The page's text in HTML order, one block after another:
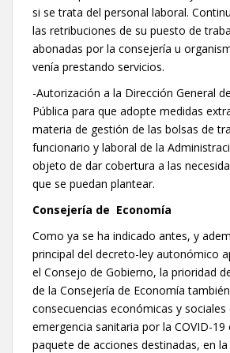
si se trata del personal laboral.
las retribuciones de su puesto de
abonadas por la consejería u
venía prestando servicios.
-Autorización a la Dirección General
Pública para que adopte medidas
materia de gestión de las bolsas de
funcionario y laboral de la
objeto de dar cobertura a las
que se puedan plantear.
Consejería de Economía
Como ya se ha indicado antes, y
principal del decreto-ley autonómico
el Consejo de Gobierno, la prioridad
de la Consejería de Economía
consecuencias económicas y sociales
emergencia sanitaria por la COVID-
paquete de acciones destinadas, en